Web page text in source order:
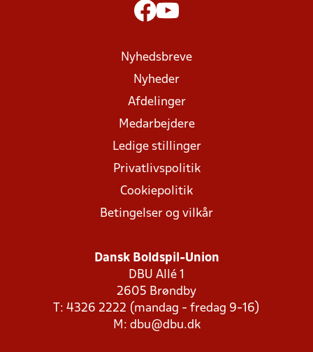
Nyhedsbreve
Nyheder
Afdelinger
Medarbejdere
Ledige stillinger
Privatlivspolitik
Cookiepolitik
Betingelser og vilkår
Dansk Boldspil-Union
DBU Allé 1
2605 Brøndby
T: 4326 2222 (mandag - fredag 9-16)
M: dbu@dbu.dk